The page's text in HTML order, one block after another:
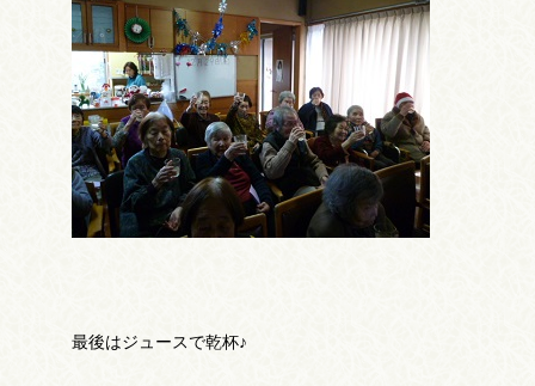
最後はジュースで乾杯♪